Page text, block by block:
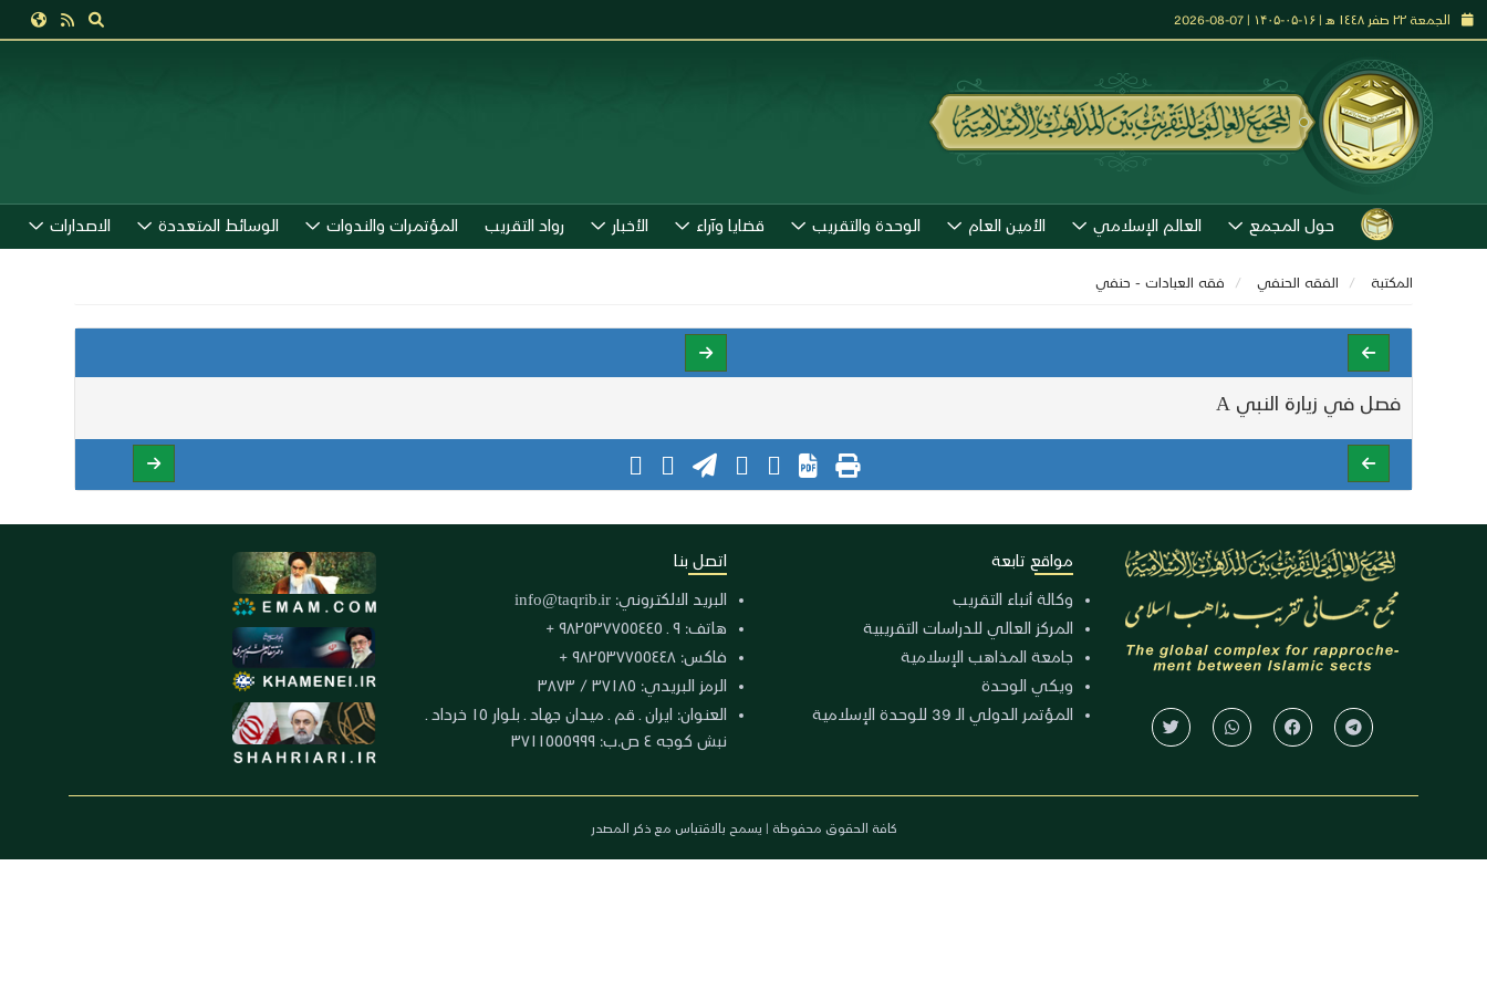
الجمعة ٢٢ صفر ١٤٤٨ هـ | ۱۶-۰۵-۱۴۰۵ | 07-08-2026
حول المجمع العالم الإسلامي الأمين العام الوحدة والتقريب قضايا وآراء الأخبار رواد التقريب المؤتمرات والندوات الوسائط المتعددة الاصدارات
المكتبة الفقه الحنفي فقه العبادات - حنفي
فصل في زيارة النبي A
مواقع تابعة
وكالة أنباء التقريب
المركز العالي للدراسات التقريبية
جامعة المذاهب الإسلامية
ويكي الوحدة
المؤتمر الدولي الـ 39 للوحدة الإسلامية
اتصل بنا
البريد الالكتروني: info@taqrib.ir
هاتف: ٩ ـ ٩٨٢٥٣٧٧٥٥٤٤٥ +
فاكس: ٩٨٢٥٣٧٧٥٥٤٤٨ +
الرمز البريدي: ٣٧١٨٥ / ٣٨٧٣
العنوان: ايران ـ قم ـ ميدان جهاد ـ بلوار ١٥ خرداد ـ
نبش كوجه ٤ ص.ب: ٣٧١١٥٥٥٩٩٩
كافة الحقوق محفوظة | يسمح بالاقتباس مع ذكر المصدر